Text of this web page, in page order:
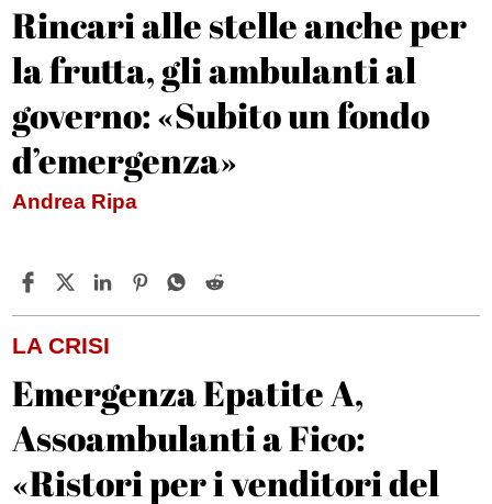
Rincari alle stelle anche per
la frutta, gli ambulanti al
governo: «Subito un fondo
d’emergenza»
Andrea Ripa
LA CRISI
Emergenza Epatite A,
Assoambulanti a Fico:
«Ristori per i venditori del